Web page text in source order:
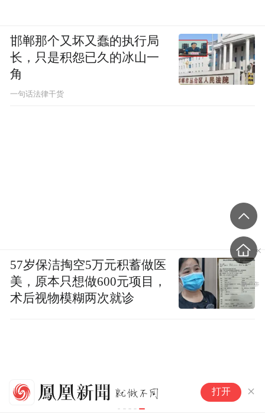
打开
邯郸那个又坏又蠢的执行局
长，只是积怨已久的冰山一
角
一句话法律干货
57岁保洁掏空5万元积蓄做医
美，原本只想做600元项目，
术后视物模糊两次就诊